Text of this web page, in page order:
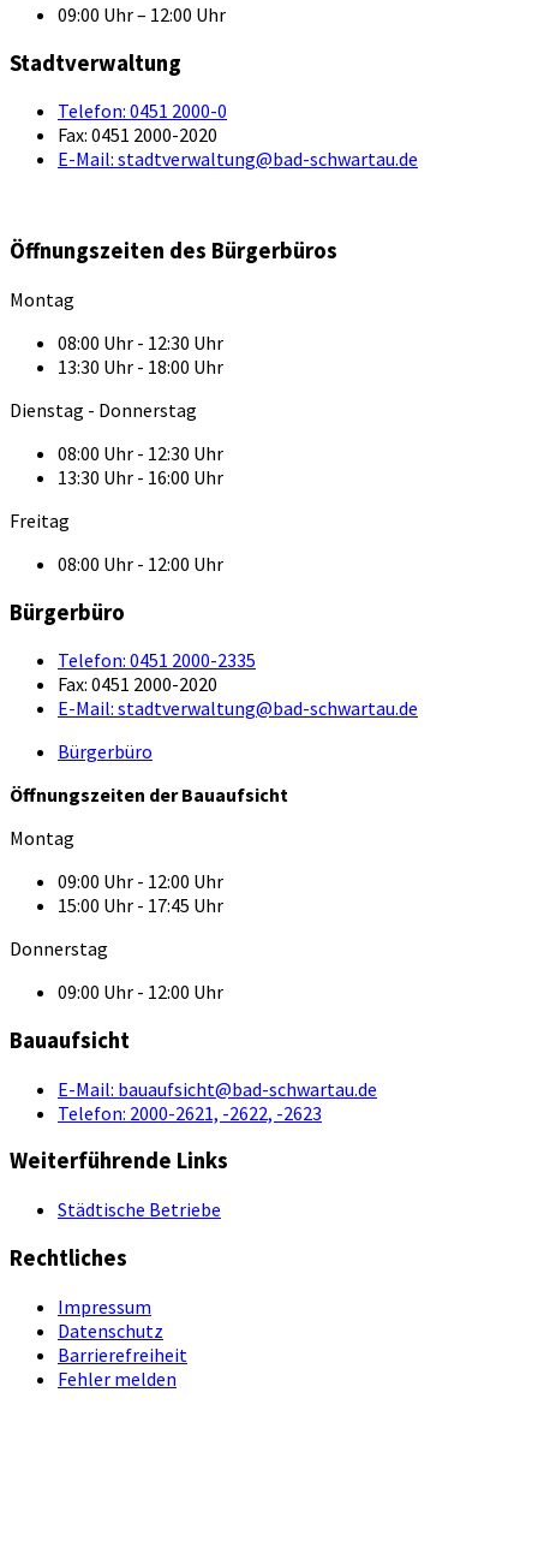
09:00 Uhr – 12:00 Uhr
Stadtverwaltung
Telefon: 0451 2000-0
Fax: 0451 2000-2020
E-Mail: stadtverwaltung@bad-schwartau.de
Öffnungszeiten des Bürgerbüros
Montag
08:00 Uhr - 12:30 Uhr
13:30 Uhr - 18:00 Uhr
Dienstag - Donnerstag
08:00 Uhr - 12:30 Uhr
13:30 Uhr - 16:00 Uhr
Freitag
08:00 Uhr - 12:00 Uhr
Bürgerbüro
Telefon: 0451 2000-2335
Fax: 0451 2000-2020
E-Mail: stadtverwaltung@bad-schwartau.de
Bürgerbüro
Öffnungszeiten der Bauaufsicht
Montag
09:00 Uhr - 12:00 Uhr
15:00 Uhr - 17:45 Uhr
Donnerstag
09:00 Uhr - 12:00 Uhr
Bauaufsicht
E-Mail: bauaufsicht@bad-schwartau.de
Telefon: 2000-2621, -2622, -2623
Weiterführende Links
Städtische Betriebe
Rechtliches
Impressum
Datenschutz
Barrierefreiheit
Fehler melden